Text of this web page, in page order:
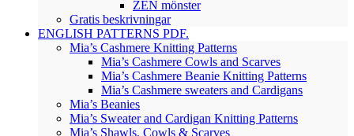
ZEN mönster
Gratis beskrivningar
ENGLISH PATTERNS PDF.
Mia’s Cashmere Knitting Patterns
Mia’s Cashmere Cowls and Scarves
Mia’s Cashmere Beanie Knitting Patterns
Mia’s Cashmere sweaters and Cardigans
Mia’s Beanies
Mia’s Sweater and Cardigan Knitting Patterns
Mia’s Shawls, Cowls & Scarves